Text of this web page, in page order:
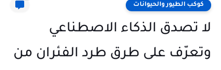
كوكب الطيور والحيوانات
لا تصدق الذكاء الاصطناعي
وتعرّف على طرق طرد الفئران من